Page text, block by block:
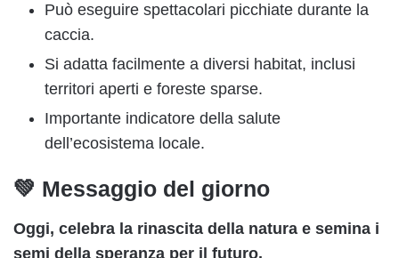
Può eseguire spettacolari picchiate durante la
caccia.
Si adatta facilmente a diversi habitat, inclusi
territori aperti e foreste sparse.
Importante indicatore della salute
dell’ecosistema locale.
💚 Messaggio del giorno
Oggi, celebra la rinascita della natura e semina i
semi della speranza per il futuro.